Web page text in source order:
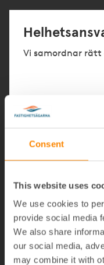
Consent
This website uses
We use cookies to
provide social media
We also share
our social media,
may combine it with
Vi samordnar rätt
96 % nöjda
Enligt våra
Jag vill veta mer!